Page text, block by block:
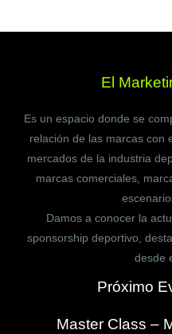
El
Es un espacio donde se
relación de las marcas con
mercados de la industria
marcas comerciales,
Damos a conocer la
sponsorship deportivo,
desde
Próximo
Master Class –